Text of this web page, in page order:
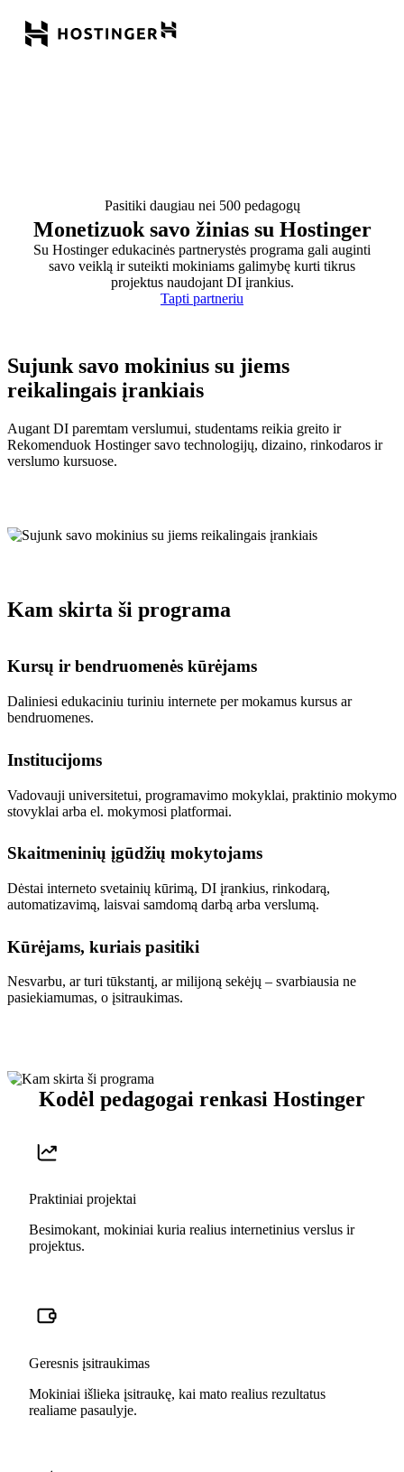
Pasitiki daugiau nei 500 pedagogų
Monetizuok savo žinias su Hostinger
Su Hostinger edukacinės partnerystės programa gali auginti
savo veiklą ir suteikti mokiniams galimybę kurti tikrus
projektus naudojant DI įrankius.
Tapti partneriu
Sujunk savo mokinius su jiems
reikalingais įrankiais
Augant DI paremtam verslumui, studentams reikia greito ir
Rekomenduok Hostinger savo technologijų, dizaino, rinkodaros ir
verslumo kursuose.
Kam skirta ši programa
Kursų ir bendruomenės kūrėjams
Daliniesi edukaciniu turiniu internete per mokamus kursus ar
bendruomenes.
Institucijoms
Vadovauji universitetui, programavimo mokyklai, praktinio mokymo
stovyklai arba el. mokymosi platformai.
Skaitmeninių įgūdžių mokytojams
Dėstai interneto svetainių kūrimą, DI įrankius, rinkodarą,
automatizavimą, laisvai samdomą darbą arba verslumą.
Kūrėjams, kuriais pasitiki
Nesvarbu, ar turi tūkstantį, ar milijoną sekėjų – svarbiausia ne
pasiekiamumas, o įsitraukimas.
Kodėl pedagogai renkasi Hostinger
Praktiniai projektai
Besimokant, mokiniai kuria realius internetinius verslus ir
projektus.
Geresnis įsitraukimas
Mokiniai išlieka įsitraukę, kai mato realius rezultatus
realiame pasaulyje.